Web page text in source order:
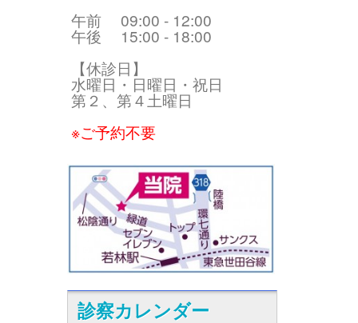
午前 09:00 - 12:00
午後 15:00 - 18:00
【休診日】
水曜日・日曜日・祝日
第２、第４土曜日
※ご予約不要
診察カレンダー